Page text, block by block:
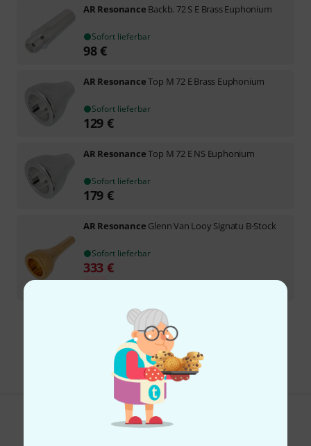
AR Resonance Backb. 72 S E Brass Euphonium
Sofort lieferbar
98€
AR ResonanceTop M 72 E Brass Euphonium
Sofort lieferbar
129 €
AR ResonanceTop M 72 E NS Euphonium
Sofort lieferbar
179 €
AR Resonance Glenn Van Looy Signatu B-Stock
Sofort lieferbar
333 €
Kostenloser Versand ab 29 €
Alle Preise inkl. MwSt.
Gefällt Ihnen, was Sie sehen?